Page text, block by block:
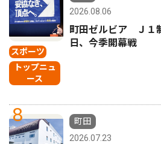
スポーツ
トップニュ
ース
2026.08.06
町田ゼルビア Ｊ１
日、今季開幕戦
8
町田
2026.07.23